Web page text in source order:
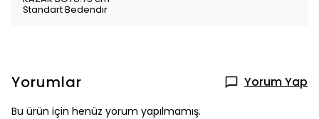
Standart Bedendır
Yorumlar Yorum Yap
Bu ürün için henüz yorum yapılmamış.